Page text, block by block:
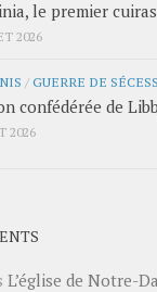
le premier
2026
/GUERRE DE
confédérée de
2026
L’église de Notre-